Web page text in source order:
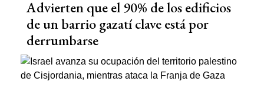
Advierten que el 90% de los edificios
de un barrio gazatí clave está por
derrumbarse